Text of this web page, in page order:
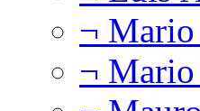
¬
¬ Mario